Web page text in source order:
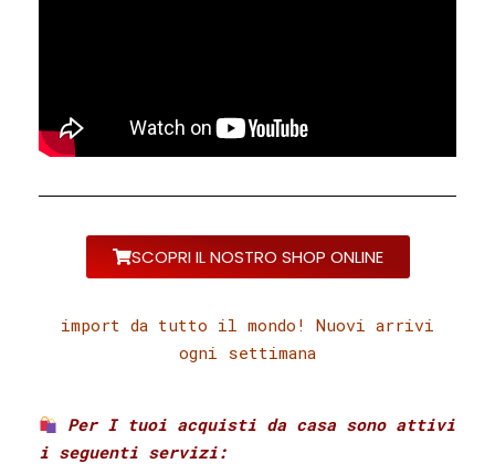
SCOPRI IL NOSTRO SHOP ONLINE
import da tutto il mondo! Nuovi arrivi
ogni settimana
Per I tuoi acquisti da casa sono attivi
i seguenti servizi:⁣ ⁣